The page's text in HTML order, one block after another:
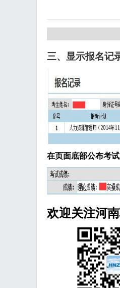
三、显示报名记
在页面底部公布考试
欢迎关注河